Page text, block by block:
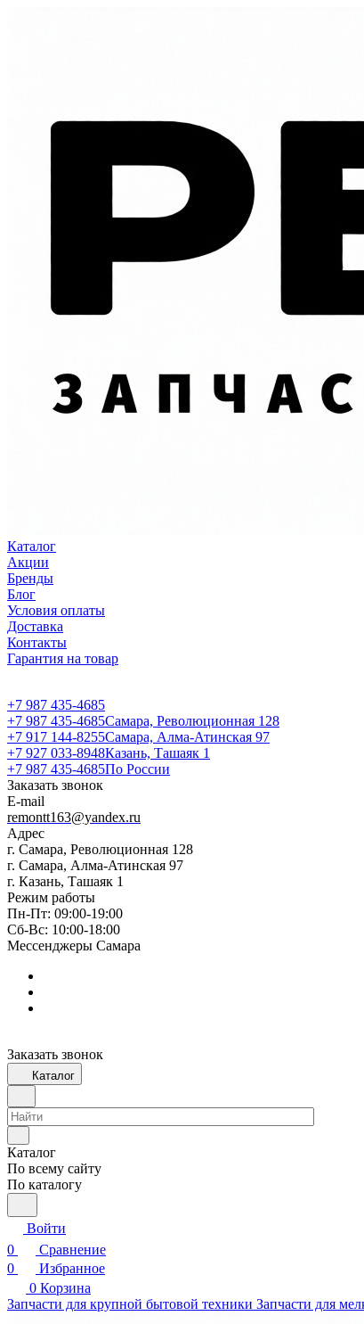
Каталог
Акции
Бренды
Блог
Условия оплаты
Доставка
Контакты
Гарантия на товар
+7 987 435-4685
+7 987 435-4685Самара, Революционная 128
+7 917 144-8255Самара, Алма-Атинская 97
+7 927 033-8948Казань, Ташаяк 1
+7 987 435-4685По России
Заказать звонок
E-mail
remontt163@yandex.ru
Адрес
г. Самара, Революционная 128
г. Самара, Алма-Атинская 97
г. Казань, Ташаяк 1
Режим работы
Пн-Пт: 09:00-19:00
Сб-Вс: 10:00-18:00
Мессенджеры Самара
Заказать звонок
Каталог
Каталог
По всему сайту
По каталогу
Войти
0
Сравнение
0
Избранное
0 Корзина
Запчасти для крупной бытовой техники Запчасти для